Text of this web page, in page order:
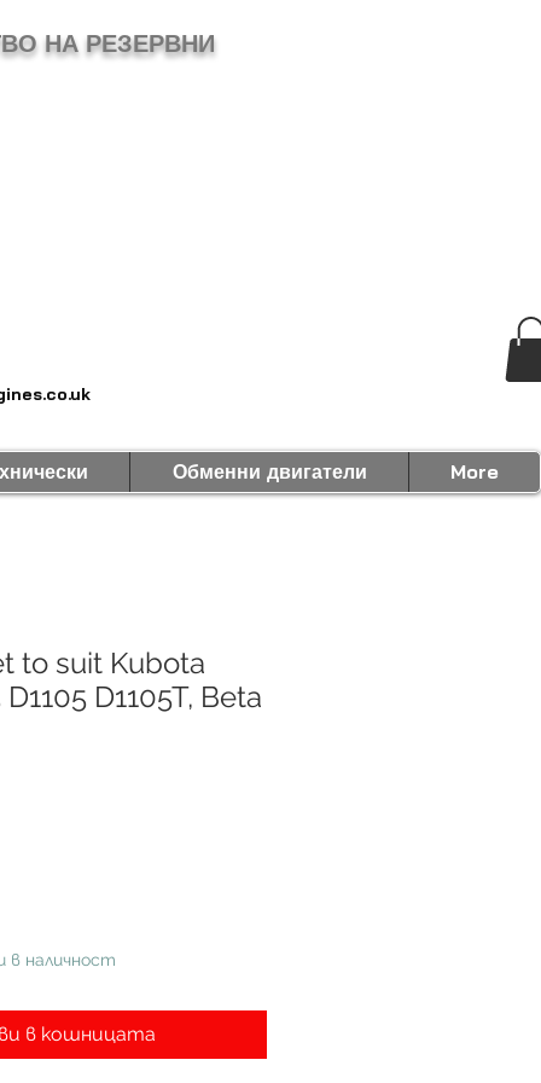
НА РЕЗЕРВНИ
to suit Kubota
D1105T, Beta
в наличност
в кошницата
Обменни двигатели More